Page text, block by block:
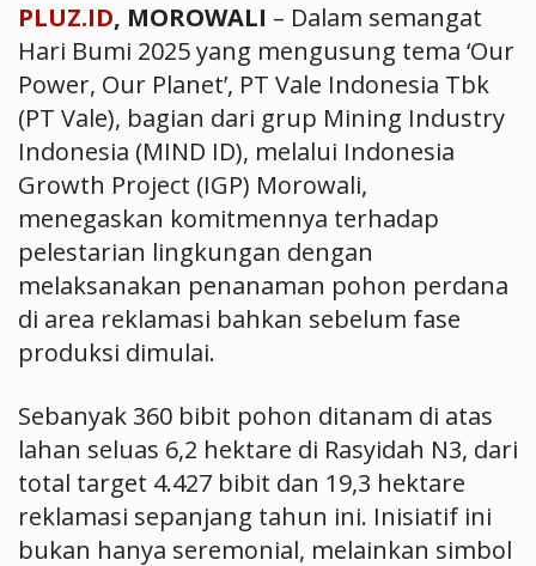
PLUZ.ID, MOROWALI – Dalam semangat
Hari Bumi 2025 yang mengusung tema ‘Our
Power, Our Planet’, PT Vale Indonesia Tbk
(PT Vale), bagian dari grup Mining Industry
Indonesia (MIND ID), melalui Indonesia
Growth Project (IGP) Morowali,
menegaskan komitmennya terhadap
pelestarian lingkungan dengan
melaksanakan penanaman pohon perdana
di area reklamasi bahkan sebelum fase
produksi dimulai.
Sebanyak 360 bibit pohon ditanam di atas
lahan seluas 6,2 hektare di Rasyidah N3, dari
total target 4.427 bibit dan 19,3 hektare
reklamasi sepanjang tahun ini. Inisiatif ini
bukan hanya seremonial, melainkan simbol